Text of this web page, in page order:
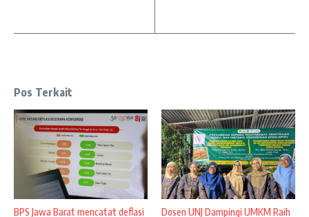
Pos Terkait
BPS Jawa Barat mencatat deflasi
Dosen UNJ Dampingi UMKM Raih